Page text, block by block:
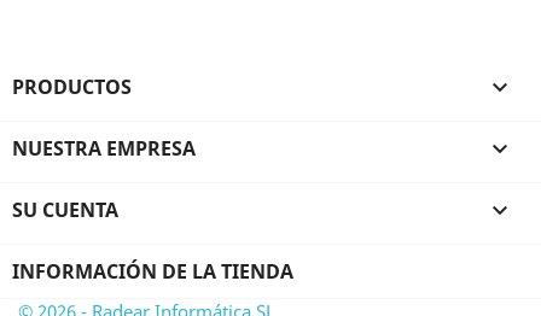
PRODUCTOS 
NUESTRA EMPRESA 
SU CUENTA 
INFORMACIÓN DE LA TIENDA
© 2026 - Radear Informática SL